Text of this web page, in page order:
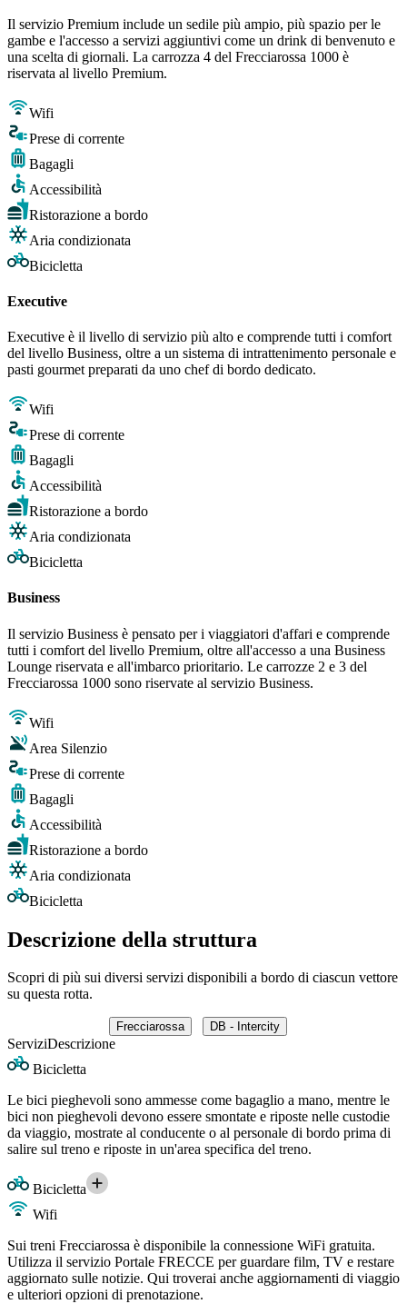
Il servizio Premium include un sedile più ampio, più spazio per le
gambe e l'accesso a servizi aggiuntivi come un drink di benvenuto e
una scelta di giornali. La carrozza 4 del Frecciarossa 1000 è
riservata al livello Premium.
Wifi
Prese di corrente
Bagagli
Accessibilità
Ristorazione a bordo
Aria condizionata
Bicicletta
Executive
Executive è il livello di servizio più alto e comprende tutti i comfort
del livello Business, oltre a un sistema di intrattenimento personale e
pasti gourmet preparati da uno chef di bordo dedicato.
Wifi
Prese di corrente
Bagagli
Accessibilità
Ristorazione a bordo
Aria condizionata
Bicicletta
Business
Il servizio Business è pensato per i viaggiatori d'affari e comprende
tutti i comfort del livello Premium, oltre all'accesso a una Business
Lounge riservata e all'imbarco prioritario. Le carrozze 2 e 3 del
Frecciarossa 1000 sono riservate al servizio Business.
Wifi
Area Silenzio
Prese di corrente
Bagagli
Accessibilità
Ristorazione a bordo
Aria condizionata
Bicicletta
Descrizione della struttura
Scopri di più sui diversi servizi disponibili a bordo di ciascun vettore
su questa rotta.
Frecciarossa DB - Intercity
ServiziDescrizione
Bicicletta
Le bici pieghevoli sono ammesse come bagaglio a mano, mentre le
bici non pieghevoli devono essere smontate e riposte nelle custodie
da viaggio, mostrate al conducente o al personale di bordo prima di
salire sul treno e riposte in un'area specifica del treno.
Bicicletta
Wifi
Sui treni Frecciarossa è disponibile la connessione WiFi gratuita.
Utilizza il servizio Portale FRECCE per guardare film, TV e restare
aggiornato sulle notizie. Qui troverai anche aggiornamenti di viaggio
e ulteriori opzioni di prenotazione.